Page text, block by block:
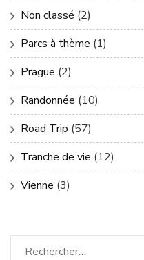
Non classé (2)
Parcs à thème (1)
Prague (2)
Randonnée (10)
Road Trip (57)
Tranche de vie (12)
Vienne (3)
Rechercher :